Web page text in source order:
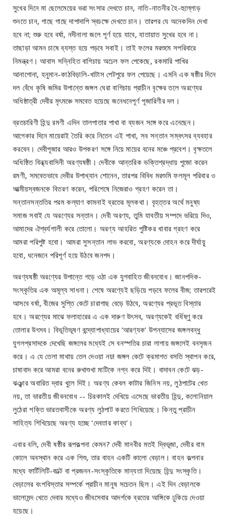
সুখের দিনে মা ছেলেমেয়ের ভরা সংসার দেখতে চান, নাতি-নাতনীর হৈ-হুল্লোড়
শুনতে চান, গাছে গাছে দাপাদাপি স্বচক্ষে দেখতে চান। তারপর যে অনেকদিন দেখা
হবে না; শুরু হবে বর্ষা, নদীনালা জলে পূর্ণ হয়ে যাবে, যাতায়াত সুখের হবে না।
তাছাড়া আমন চাষে ব্যস্ত হয়ে পড়বে সবাই। তাই ফলের মরশুমে সপরিবারে
নিমন্ত্রণ। আবাস সন্নিহিত বাগিচায় অঢেল ফল পেকেছে, রকমারি পাখির
আনাগোনা, হনুমান-কাঠবিড়ালি-খাটাস পেটপুরে ফল পেয়েছে। এমনি এক ষষ্ঠীর দিনে
দল বেঁধে কৃষি জমির উপান্তে জঙ্গল ঘেরা বাগিচায় প্রাচীন বৃক্ষের তলে অরণ্যের
অধিষ্ঠাত্রী দেবীর মৃৎমঞ্চে সমবেত হয়েছে জনেধনেপূর্ণ পূজারিণীর দল।
ব্রতচারিণী হিন্দু রমণী এদিন তালপাতার পাখা বা ব্যজন সঙ্গে করে এনেছেন।
আগেকার দিনে মায়েরাই তৈরি করে নিতেন এই পাখা, সব সন্তান সম্বৎসর ব্যবহার
করবেন। দেবীপূজার আরও উপকরণ সঙ্গে নিয়ে মায়ের বনের মঞ্চে প্রবেশ। বৃক্ষতলে
অধিষ্ঠিত বিন্ধ্যবাসিনী অরণ্যষষ্ঠী। দেবীকে আন্তরিক ভক্তিশ্রদ্ধায় পুজো করেন
রমণী, সমবেতভাবে দেবীর উপাখ্যান শোনেন, তারপর বিবিধ মরশুমি ফলমূল পরিবার ও
আত্মীয়স্বজনকে বিতরণ করেন, পরিশেষে নিজেরাও গ্রহণ করেন তা।
সন্তানসন্ততির পরম কল্যাণ কামনাই ব্রতের মূলকথা। বৃহত্তর অর্থে মনুষ্য
সমাজ সবাই যে অরণ্যের সন্তান। দেবী অরণ্য, তুমি যাবতীয় সম্পদে ভরিয়ে দিও,
আমাদের ঐশ্বর্যশালী করে তোলো। অরণ্য আহরিত পুষ্টিকর খাবার গ্রহণ করে
আমরা পরিপুষ্ট হবো। আমরা সুসন্তান লাভ করবো, অরণ্যকে দোহন করে দীর্ঘায়ু
হবো, ধনেজনে পরিপূর্ণ হয়ে উঠবে জনপদ।
অরণ্যষষ্ঠী অরণ্যের উপান্তে গড়ে ওঠা এক যুগবাহিত জীবনবোধ। জানপদিক-
সংস্কৃতির এক অমূল্য সাধনা। শেষে অরণ্যেই ছড়িয়ে পড়বে ফলের বীজ; তারপরেই
আসবে বর্ষা, বীজের সুপ্তি কেটে চারাগাছ বেড়ে উঠবে, অরণ্যের প্রভূত বিস্তার
হবে। অরণ্যের মাঝে ফলাহারের এ এক দারুণ উৎসব, অরণ্যকেই বর্ধিষ্ণু করে
তোলার উৎসব। বিভূতিভূষণ বন্দ্যোপাধ্যায়ের ‘আরণ্যক‘ উপন্যাসের জঙ্গলবন্ধু
যুগলপ্রসাদকে দেখেছি জঙ্গলের মধ্যেই সে বনস্পতির চারা লাগায় জঙ্গলেই বনসৃজন
করে। এ যে তেলা মাথায় তেল দেওয়া নয়! জঙ্গল কেটে ক্রমাগত বসতি স্থাপন করে,
চাষাবাদ করে আমরা বনের রুখাশুখা মাটিকে নগ্ন করে দিই। বাদাবন কেটে ঝড়-
ঝঞ্ঝার অবারিত দ্বার খুলে দিই। অরণ্য কেবল কাটার জিনিস নয়, লুঠপাটের খেত
নয়, তা ভারতীয় জীবনবোধ -- চিরকালই দেখিয়ে এসেছে ভারতীয় হিন্দু, কলোনিয়াল
লুঠেরা শক্তি ভারতবাসীকে অরণ্য লুঠপাট করতে শিখিয়েছে। কিন্তু প্রাচীন
সাহিত্য শিখিয়েছে অরণ্য হচ্ছে ‘দেবতার কাব্য’।
এবার বলি, দেবী ষষ্ঠীর রূপকল্পনা কেমন? দেবী মানবীর মতই দ্বিভূজা, দেবীর বাম
কোলে অবস্থান করে এক শিশু, তার বাহন একটি কালো বেড়াল। বাহন কল্পনার
মধ্যে ফার্টিলিটি-কাল্ট বা প্রজনন-সংস্কৃতিকে মান্যতা দিয়েছে হিন্দু সংস্কৃতি।
বেড়ালের বংশবিস্তার সম্পর্কে প্রাচীন মানুষ সচেতন ছিল। এই দিন বেড়ালকে
ভালোমন্দ খেতে দেবার মধ্যেও জীবসেবার আদর্শকে ব্রতের আঙ্গিকে ঢুকিয়ে দেওয়া
হয়েছে।